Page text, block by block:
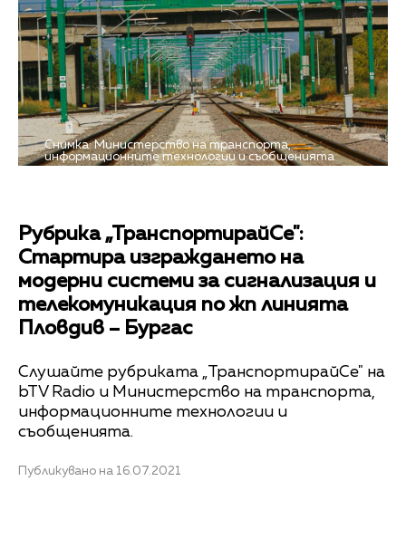
Снимка: Министерство на транспорта,
информационните технологии и съобщенията
Рубрика „ТранспортирайСе":
Стартира изграждането на
модерни системи за сигнализация и
телекомуникация по жп линията
Пловдив – Бургас
Слушайте рубриката „ТранспортирайСе" на
bTV Radio и Министерство на транспорта,
информационните технологии и
съобщенията.
Публикувано на 16.07.2021